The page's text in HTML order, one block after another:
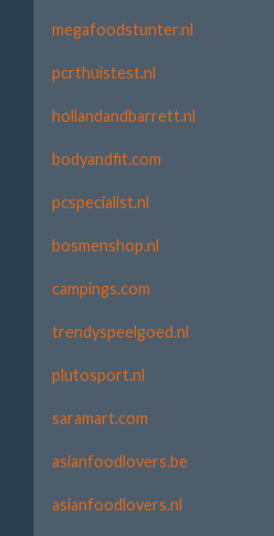
megafoodstunter.nl
pcrthuistest.nl
hollandandbarrett.nl
bodyandfit.com
pcspecialist.nl
bosmenshop.nl
campings.com
trendyspeelgoed.nl
plutosport.nl
saramart.com
asianfoodlovers.be
asianfoodlovers.nl